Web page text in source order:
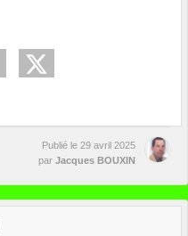
Publié le 29 avril 2025
par Jacques BOUXIN